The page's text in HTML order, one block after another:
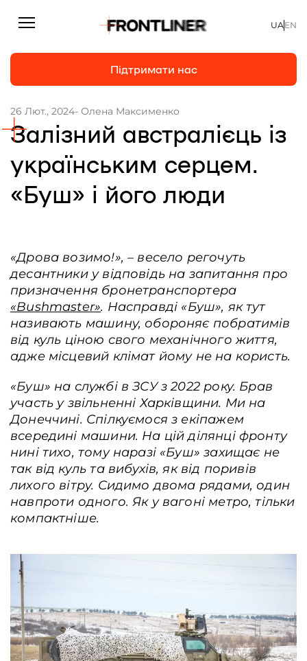
Репортажі
Інтерв’ю
Особисто
Про нас
Підтримати
Команда
Контакти
Співпраця
Медіакіт
Партнери проєкту та подяка
Редакційна політика | Копірайт
Документи
Підтримати нас
UAEN
Підтримати нас
26 Лют., 2024- Олена Максименко
Залізний австралієць із
українським серцем.
«Буш» і його люди
«Дрова возимо!», – весело регочуть
десантники у відповідь на запитання про
призначення бронетранспортера
«Bushmaster». Насправді «Буш», як тут
називають машину, обороняє побратимів
від куль ціною свого механічного життя,
адже місцевий клімат йому не на користь.
«Буш» на службі в ЗСУ з 2022 року. Брав
участь у звільненні Харківщини. Ми на
Донеччині. Спілкуємося з екіпажем
всередині машини. На цій ділянці фронту
нині тихо, тому наразі «Буш» захищає не
так від куль та вибухів, як від поривів
лихого вітру. Сидимо двома рядами, один
навпроти одного. Як у вагоні метро, тільки
компактніше.